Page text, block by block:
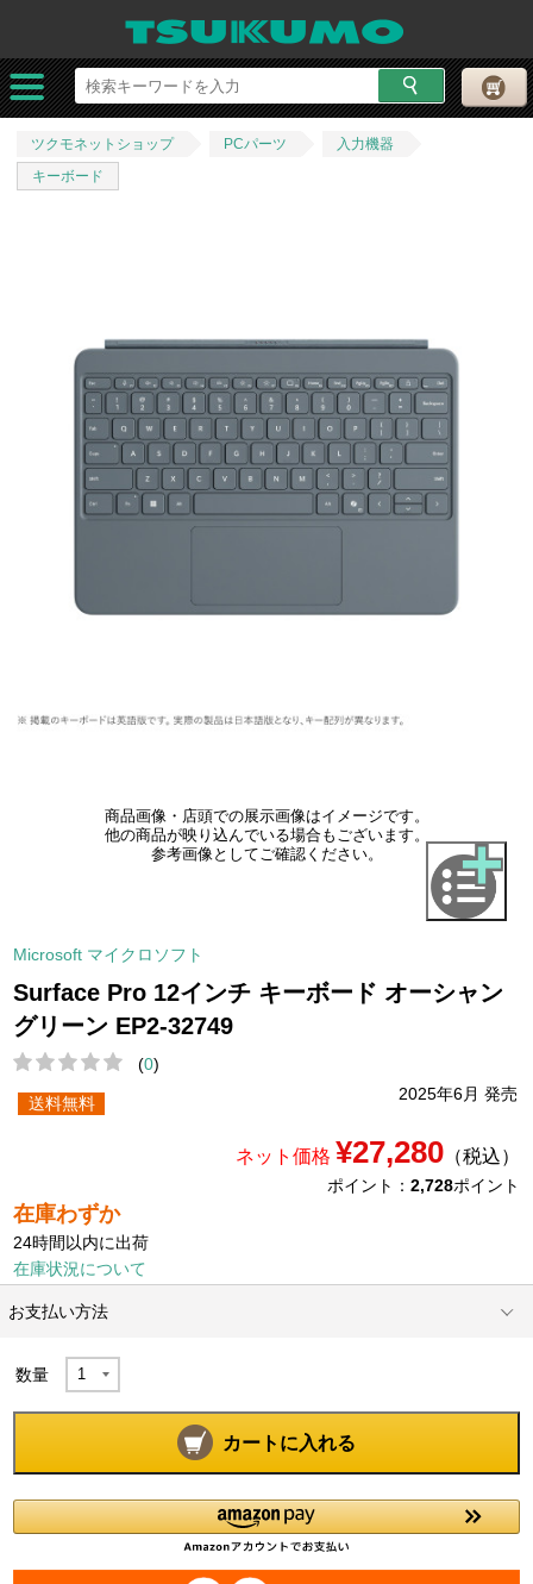
ツクモネットショップ PCパーツ
入力機器
キーボード
商品画像・店頭での展示画像はイメージです。
他の商品が映り込んでいる場合もございます。
参考画像としてご確認ください。
Microsoft マイクロソフト
Surface Pro 12インチ キーボード オーシャン
グリーン EP2-32749
(0)
2025年6月 発売
送料無料
ネット価格 ¥27,280（税込）
ポイント： 2,728ポイント
在庫わずか
24時間以内に出荷
在庫状況について
お支払い方法
数量
カートに入れる